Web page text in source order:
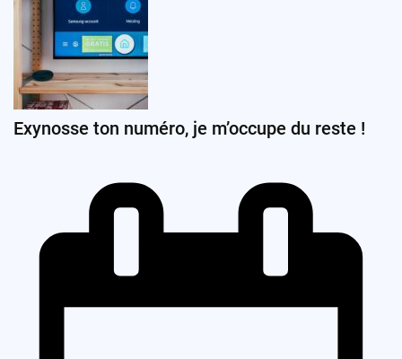
Exynosse ton numéro, je m’occupe du reste !